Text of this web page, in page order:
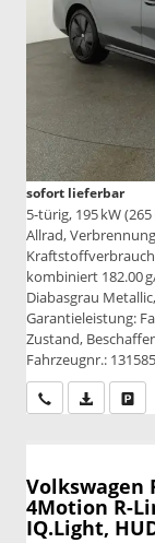
sofort lieferbar
5-türig, 195 kW
Allrad,
Kraftstoffverbrauch
kombiniert 182.00
Diabasgrau
Garantieleistung:
Zustand,
Fahrzeugnr.: 131585
Wir rufen Sie an
PDF-
Volkswagen
4Motion R-
IQ.Light,